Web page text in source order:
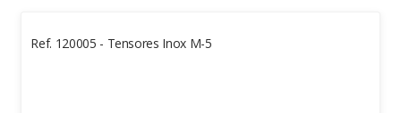
Ref. 120005 - Tensores Inox M-5